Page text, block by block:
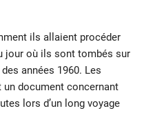
ils allaient procéder
jour où ils sont tombés sur
années 1960. Les
document concernant
lors d’un long voyage